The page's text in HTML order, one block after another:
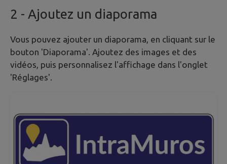
2 - Ajoutez un diaporama
Vous pouvez ajouter un diaporama, en cliquant sur le
bouton 'Diaporama'. Ajoutez des images et des
vidéos, puis personnalisez l'affichage dans l'onglet
'Réglages'.